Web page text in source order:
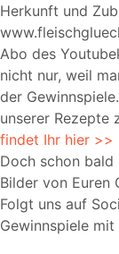
Herkunft und
Abo des
nicht nur, weil
der
unserer Rezepte
findet Ihr hier >>
Doch schon bald
Bilder von Euren
Folgt uns auf
Gewinnspiele mit